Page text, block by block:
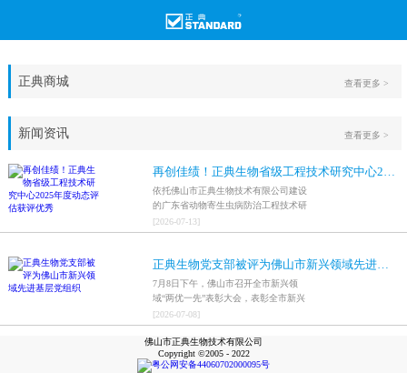
正典商城 查看更多 >
新闻资讯
再创佳绩！正典生物省级工程技术研究中心2025年度动态评估获评优秀
依托佛山市正典生物技术有限公司建设
的广东省动物寄生虫病防治工程技术研
究中心，在全省参评科研平台中综合表
现突出，成功获评最高评价等级“优
[2026-07-13]
正典生物党支部被评为佛山市新兴领域先进基层党组织
7月8日下午，佛山市召开全市新兴领
域“两优一先”表彰大会，表彰全市新兴
领域优秀共产党员、优秀党务工作者和
先进基层党组织，中共佛山市正典生物
技术有限公司支部委员会被评为佛山市
新兴领域先进基层党组织。
[2026-07-08]
查看更多 >
佛山市正典生物技术有限公司
Copyright ©2005 - 2022
粤公网安备44060702000095号